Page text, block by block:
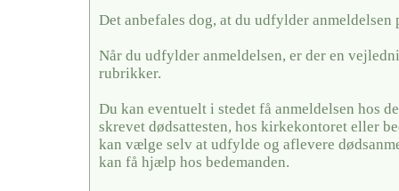
Det anbefales dog, at du udfylder anmeldelsen
Når du udfylder anmeldelsen, er der en
rubrikker.
Du kan eventuelt i stedet få anmeldelsen hos
skrevet dødsattesten, hos kirkekontoret eller
kan vælge selv at udfylde og aflevere
kan få hjælp hos bedemanden.